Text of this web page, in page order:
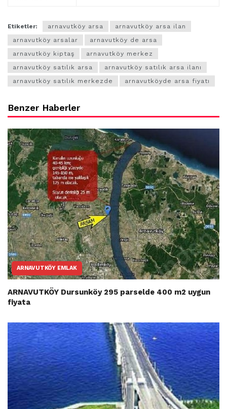
Etiketler: arnavutköy arsa
arnavutköy arsa ilan
arnavutköy arsalar
arnavutköy de arsa
arnavutköy kiptaş
arnavutköy merkez
arnavutköy satılık arsa
arnavutköy satılık arsa ilanı
arnavutköy satılık merkezde
arnavutköyde arsa fiyatı
Benzer Haberler
ARNAVUTKÖY EMLAK
ARNAVUTKÖY Dursunköy 295 parselde 400 m2 uygun
fiyata